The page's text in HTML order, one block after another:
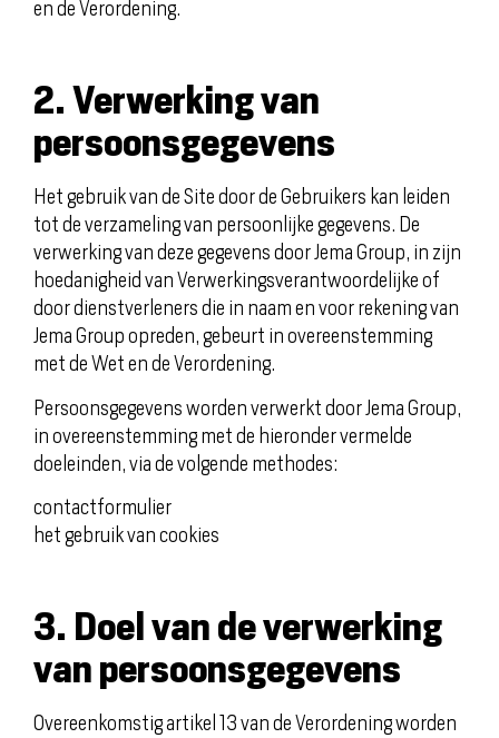
en de Verordening.
2. Verwerking van
persoonsgegevens
Het gebruik van de Site door de Gebruikers kan leiden
tot de verzameling van persoonlijke gegevens. De
verwerking van deze gegevens door Jema Group, in zijn
hoedanigheid van Verwerkingsverantwoordelijke of
door dienstverleners die in naam en voor rekening van
Jema Group opreden, gebeurt in overeenstemming
met de Wet en de Verordening.
Persoonsgegevens worden verwerkt door Jema Group,
in overeenstemming met de hieronder vermelde
doeleinden, via de volgende methodes:
contactformulier
het gebruik van cookies
3. Doel van de verwerking
van persoonsgegevens
Overeenkomstig artikel 13 van de Verordening worden